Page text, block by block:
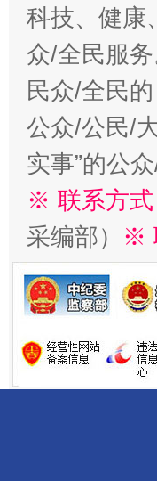
科技、健康
众/全民服
民众/全民
公众/公民/
实事”的公
※ 联系方式
采编部） ※